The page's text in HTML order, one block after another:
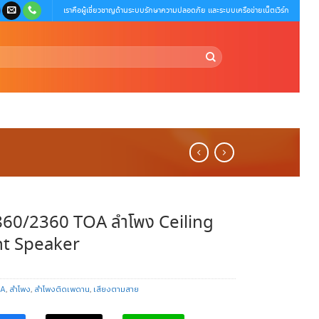
เราคือผู้เชี่ยวชาญด้านระบบรักษาความปลอดภัย และระบบเครือข่ายเน็ตเวิร์ก
2360 TOA ลำโพง Ceiling
Speaker
, ลำโพง, ลำโพงติดเพดาน, เสียงตามสาย